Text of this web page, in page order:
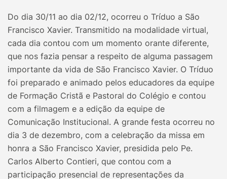
Do dia 30/11 ao dia 02/12, ocorreu o Tríduo a São
Francisco Xavier. Transmitido na modalidade virtual,
cada dia contou com um momento orante diferente,
que nos fazia pensar a respeito de alguma passagem
importante da vida de São Francisco Xavier. O Tríduo
foi preparado e animado pelos educadores da equipe
de Formação Cristã e Pastoral do Colégio e contou
com a filmagem e a edição da equipe de
Comunicação Institucional. A grande festa ocorreu no
dia 3 de dezembro, com a celebração da missa em
honra a São Francisco Xavier, presidida pelo Pe.
Carlos Alberto Contieri, que contou com a
participação presencial de representações da